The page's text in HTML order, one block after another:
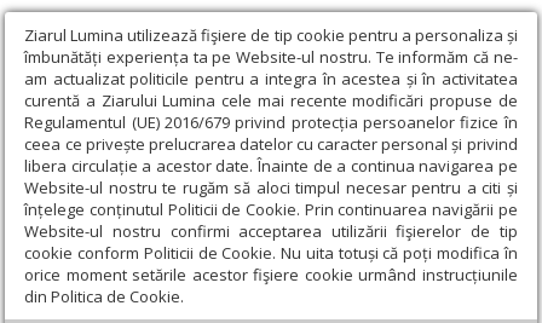
Ziarul Lumina utilizează fişiere de tip cookie pentru a personaliza și
îmbunătăți experiența ta pe Website-ul nostru. Te informăm că ne-
am actualizat politicile pentru a integra în acestea și în activitatea
curentă a Ziarului Lumina cele mai recente modificări propuse de
Regulamentul (UE) 2016/679 privind protecția persoanelor fizice în
ceea ce privește prelucrarea datelor cu caracter personal și privind
libera circulație a acestor date. Înainte de a continua navigarea pe
Website-ul nostru te rugăm să aloci timpul necesar pentru a citi și
înțelege conținutul Politicii de Cookie. Prin continuarea navigării pe
Website-ul nostru confirmi acceptarea utilizării fişierelor de tip
cookie conform Politicii de Cookie. Nu uita totuși că poți modifica în
orice moment setările acestor fişiere cookie urmând instrucțiunile
din Politica de Cookie.
Ziarul Lumina › Actualitate religioasă › Știri › Întâlnire catehetică
dedicată tinerilor la Biserica Șerban Vodă din București
Întâlnire catehetică dedicată tinerilor la
Biserica Șerban Vodă din București